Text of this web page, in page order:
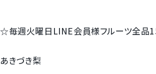
☆毎週火曜日LINE会員様フルーツ全品
あきづき梨